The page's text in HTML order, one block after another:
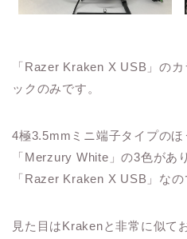
「Razer Kraken X USB」の
ックのみです。
4極3.5mmミニ端子タイプの
「Merzury White」の3色があ
「Razer Kraken X USB」なの
見た目はKrakenと非常に似て